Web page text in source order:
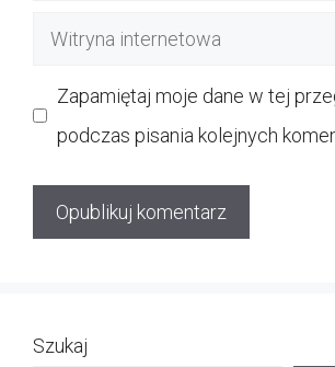
Witryna
Zapamiętaj moje dane w tej
podczas pisania kolejnych
Szukaj